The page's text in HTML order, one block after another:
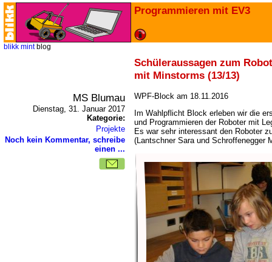
Programmieren mit EV3
blikk mint blog
Schüleraussagen zum
mit Minstorms (13/13)
MS Blumau
Dienstag, 31. Januar 2017
Kategorie:
Projekte
Noch kein Kommentar, schreibe
einen ...
WPF-Block am 18.11.2016
Im Wahlpflicht Block erleben wir die
und Programmieren der Roboter mit
Es war sehr interessant den Roboter
(Lantschner Sara und Schroffenegger